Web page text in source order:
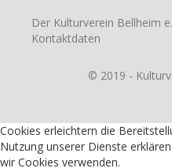
Der Kulturverein Bellheim
Kontaktdaten
© 2019 -
Cookies erleichtern die
Nutzung unserer Dienste
wir Cookies verwenden.